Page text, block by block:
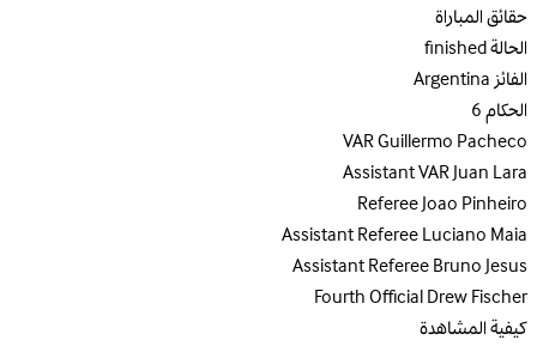
حقائق المباراة
الحالةfinished
الفائزArgentina
الحكام6
VARGuillermo Pacheco
Assistant VARJuan Lara
RefereeJoao Pinheiro
Assistant RefereeLuciano Maia
Assistant RefereeBruno Jesus
Fourth OfficialDrew Fischer
كيفية المشاهدة